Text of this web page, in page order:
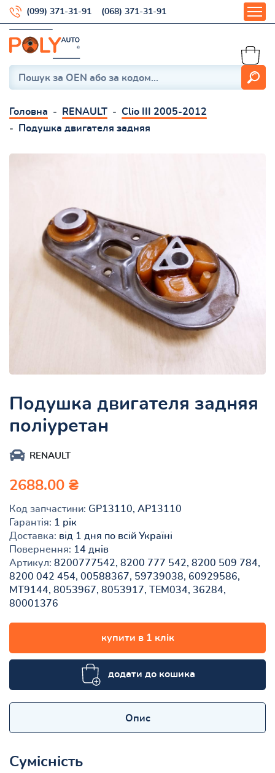
(099) 371-31-91 (068) 371-31-91
Головна RENAULT
Clio III 2005-2012
Подушка двигателя задняя
Подушка двигателя задняя
поліуретан
RENAULT
2688.00 ₴
Код запчастини: GP13110, AP13110
Гарантія: 1 рік
Доставка: від 1 дня по всій Україні
Повернення: 14 днів
Артикул: 8200777542, 8200 777 542, 8200 509 784,
8200 042 454, 00588367, 59739038, 60929586,
MT9144, 8053967, 8053917, TEM034, 36284,
80001376
купити в 1 клік
додати до кошика
Опис
Сумісність